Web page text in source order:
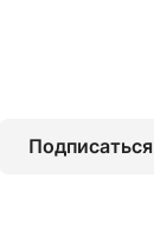
Подписаться